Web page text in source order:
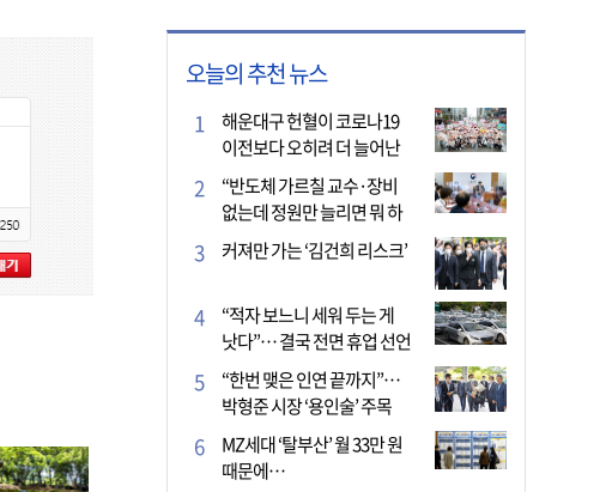
오늘의 추천 뉴스
해운대구 헌혈이 코로나19
이전보다 오히려 더 늘어난
이유는?
“반도체 가르칠 교수·장비
없는데 정원만 늘리면 뭐 하
나”
커져만 가는 ‘김건희 리스크’
“적자 보느니 세워 두는 게
낫다”… 결국 전면 휴업 선언
한 택시회사
“한번 맺은 인연 끝까지”…
박형준 시장 ‘용인술’ 주목
MZ세대 ‘탈부산’ 월 33만 원
때문에…